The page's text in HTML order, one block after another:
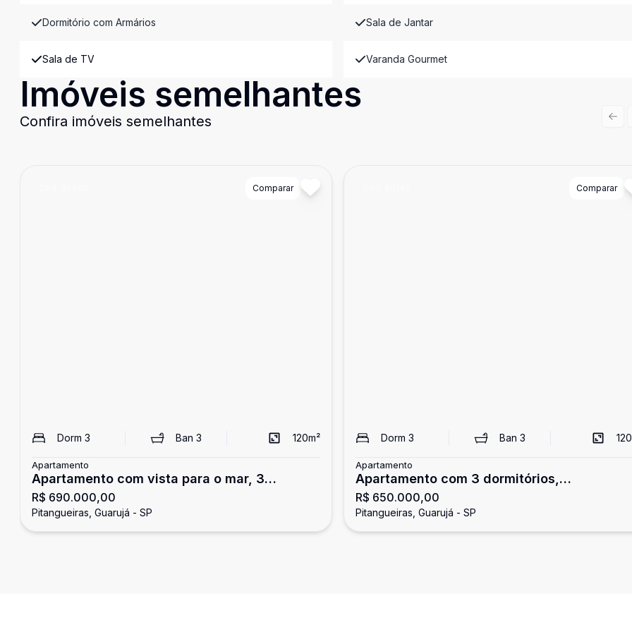
Dormitório com Armários Sala de Jantar
Sala de TV Varanda Gourmet
Imóveis semelhantes
Confira imóveis semelhantes
Comparar
Dorm 3 Ban3 120m²
Apartamento
Apartamento com vista para o mar, 3
dormitórios, Pitangueiras, Guarujá
R$ 690.000,00
Pitangueiras, Guarujá - SP
Comparar
Dorm 3 Ban 3 120
Apartamento
Apartamento com 3 dormitórios,
Pitangueiras, Guarujá
R$ 650.000,00
Pitangueiras, Guarujá - SP